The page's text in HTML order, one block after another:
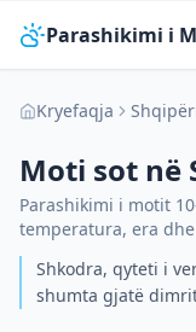
Parashikimi i
Kryefaqja
Moti sot në
Parashikimi i motit
temperatura, era
Shkodra, qyteti i
shumta gjatë